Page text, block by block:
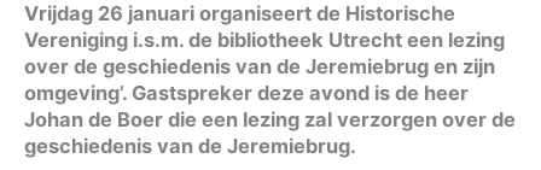
Vrijdag 26 januari organiseert de Historische
Vereniging i.s.m. de bibliotheek Utrecht een lezing
over de geschiedenis van de Jeremiebrug en zijn
omgeving’. Gastspreker deze avond is de heer
Johan de Boer die een lezing zal verzorgen over de
geschiedenis van de Jeremiebrug.